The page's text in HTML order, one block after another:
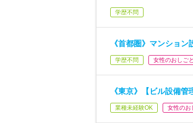
学歴不問
《首都圏》マンショ
学歴不問 女性のおしご
《東京》【ビル設備
業種未経験OK 女性のお